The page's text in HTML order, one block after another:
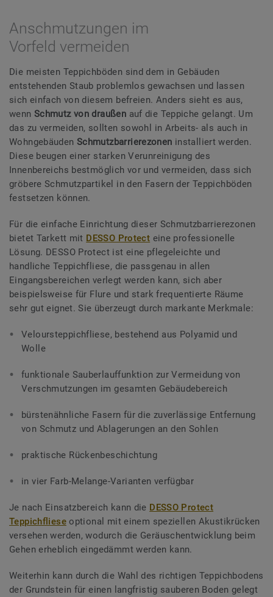
Anschmutzungen im
Vorfeld vermeiden
Die meisten Teppichböden sind dem in Gebäuden
entstehenden Staub problemlos gewachsen und lassen
sich einfach von diesem befreien. Anders sieht es aus,
wenn Schmutz von draußen auf die Teppiche gelangt. Um
das zu vermeiden, sollten sowohl in Arbeits- als auch in
Wohngebäuden Schmutzbarrierezonen installiert werden.
Diese beugen einer starken Verunreinigung des
Innenbereichs bestmöglich vor und vermeiden, dass sich
gröbere Schmutzpartikel in den Fasern der Teppichböden
festsetzen können.
Für die einfache Einrichtung dieser Schmutzbarrierezonen
bietet Tarkett mit DESSO Protect eine professionelle
Lösung. DESSO Protect ist eine pflegeleichte und
handliche Teppichfliese, die passgenau in allen
Eingangsbereichen verlegt werden kann, sich aber
beispielsweise für Flure und stark frequentierte Räume
sehr gut eignet. Sie überzeugt durch markante Merkmale:
Veloursteppichfliese, bestehend aus Polyamid und
Wolle
funktionale Sauberlauffunktion zur Vermeidung von
Verschmutzungen im gesamten Gebäudebereich
bürstenähnliche Fasern für die zuverlässige Entfernung
von Schmutz und Ablagerungen an den Sohlen
praktische Rückenbeschichtung
in vier Farb-Melange-Varianten verfügbar
Je nach Einsatzbereich kann die DESSO Protect
Teppichflieseoptional mit einem speziellen Akustikrücken
versehen werden, wodurch die Geräuschentwicklung beim
Gehen erheblich eingedämmt werden kann.
Weiterhin kann durch die Wahl des richtigen Teppichbodens
der Grundstein für einen langfristig sauberen Boden gelegt